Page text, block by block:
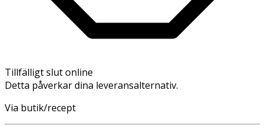
Tillfälligt slut online
Detta påverkar dina leveransalternativ.
Via butik/recept